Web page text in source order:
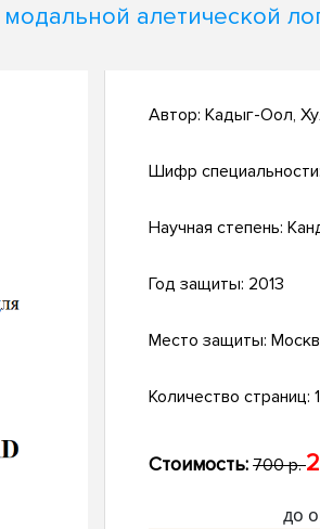
алетической
Автор: Кадыг-Оол,
Шифр специальности:
Научная степень:
Год защиты: 2013
Место защиты:
Количество страниц:
Стоимость: 700 р.
до